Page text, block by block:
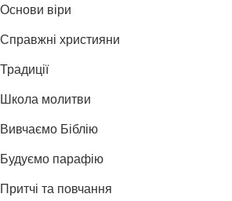
Основи віри
Справжні християни
Традиції
Школа молитви
Вивчаємо Біблію
Будуємо парафію
Притчі та повчання